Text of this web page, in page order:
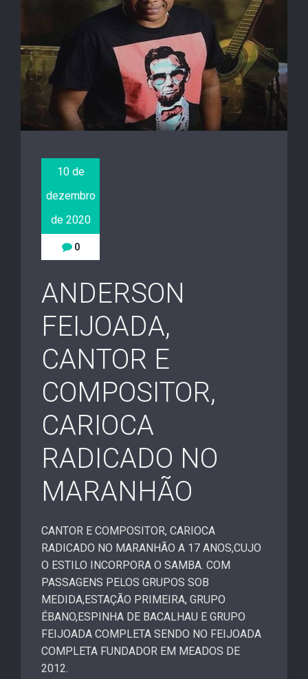
10 de
dezembro
de 2020
0
ANDERSON
FEIJOADA,
CANTOR E
COMPOSITOR,
CARIOCA
RADICADO NO
MARANHÃO
CANTOR E COMPOSITOR, CARIOCA
RADICADO NO MARANHÃO A 17 ANOS,CUJO
O ESTILO INCORPORA O SAMBA. COM
PASSAGENS PELOS GRUPOS SOB
MEDIDA,ESTAÇÃO PRIMEIRA, GRUPO
ÉBANO,ESPINHA DE BACALHAU E GRUPO
FEIJOADA COMPLETA SENDO NO FEIJOADA
COMPLETA FUNDADOR EM MEADOS DE
2012.